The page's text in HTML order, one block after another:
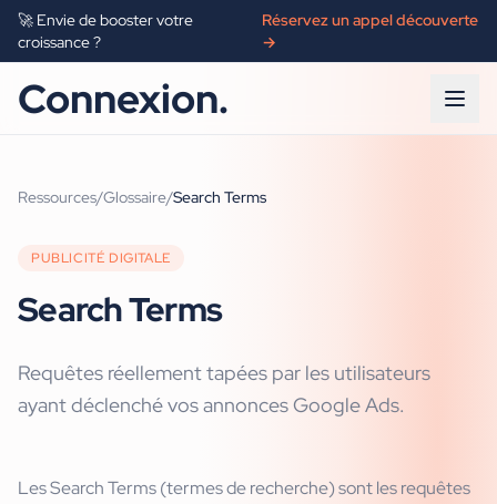
🚀 Envie de booster votre
croissance ?
Réservez un appel découverte
→
Connexion.
Ressources/Glossaire/Search Terms
PUBLICITÉ DIGITALE
Search Terms
Requêtes réellement tapées par les utilisateurs
ayant déclenché vos annonces Google Ads.
Les Search Terms (termes de recherche) sont les requêtes